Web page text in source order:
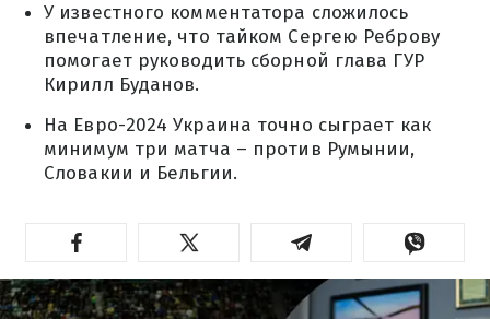
У известного комментатора сложилось
впечатление, что тайком Сергею Реброву
помогает руководить сборной глава ГУР
Кирилл Буданов.
На Евро-2024 Украина точно сыграет как
минимум три матча – против Румынии,
Словакии и Бельгии.